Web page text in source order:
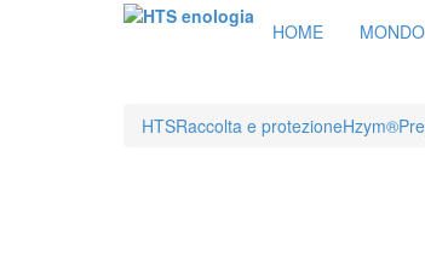
HOME
HTSRaccolta e protezioneHzym®